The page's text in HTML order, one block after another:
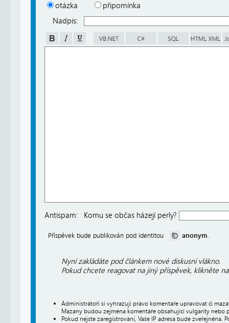
otázka
připomínka
Nadpis:
Antispam: Komu se občas házejí perly?
Příspěvek bude publikován pod identitou anonym.
Nyní zakládáte pod článkem nové diskusní vlákno.
Pokud chcete reagovat na jiný příspěvek, klikněte
Administrátoři si vyhrazují právo komentáře upravovat či
Mazány budou zejména komentáře obsahující vulgarity nebo
Pokud nejste zaregistrováni, Vaše IP adresa bude